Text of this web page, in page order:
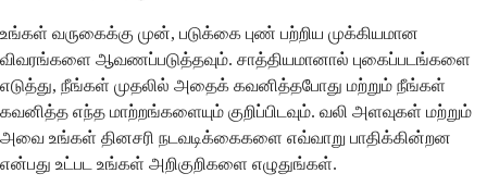
உங்கள் வருகைக்கு முன், படுக்கை புண் பற்றிய முக்கியமான
விவரங்களை ஆவணப்படுத்தவும். சாத்தியமானால் புகைப்படங்களை
எடுத்து, நீங்கள் முதலில் அதைக் கவனித்தபோது மற்றும் நீங்கள்
கவனித்த எந்த மாற்றங்களையும் குறிப்பிடவும். வலி அளவுகள் மற்றும்
அவை உங்கள் தினசரி நடவடிக்கைகளை எவ்வாறு பாதிக்கின்றன
என்பது உட்பட உங்கள் அறிகுறிகளை எழுதுங்கள்.